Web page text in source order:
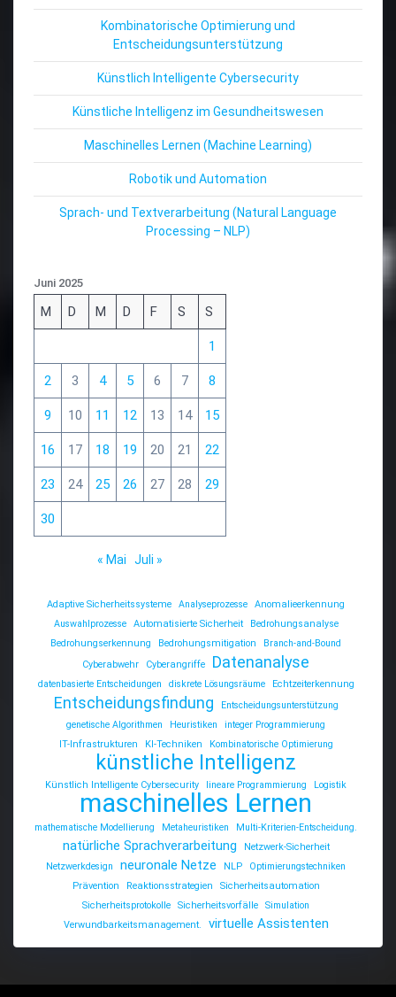
Kombinatorische Optimierung und
Entscheidungsunterstützung
Künstlich Intelligente Cybersecurity
Künstliche Intelligenz im Gesundheitswesen
Maschinelles Lernen (Machine Learning)
Robotik und Automation
Sprach- und Textverarbeitung (Natural Language
Processing – NLP)
Juni 2025
M D M D F S S
1
2 3 4 5 6 7 8
9 10 11 12 13 14 15
16 17 18 19 20 21 22
23 24 25 26 27 28 29
30
« Mai Juli »
Adaptive Sicherheitssysteme Analyseprozesse
Anomalieerkennung
Auswahlprozesse
Automatisierte Sicherheit
Bedrohungsanalyse
Bedrohungserkennung
Bedrohungsmitigation
Branch-and-Bound
Cyberabwehr
Cyberangriffe Datenanalyse
datenbasierte Entscheidungen diskrete Lösungsräume Echtzeiterkennung
Entscheidungsfindung
Entscheidungsunterstützung
genetische Algorithmen
Heuristiken
integer Programmierung
IT-Infrastrukturen
KI-Techniken Kombinatorische Optimierung
künstliche Intelligenz
Künstlich Intelligente Cybersecurity lineare Programmierung Logistik
maschinelles Lernen
mathematische Modellierung Metaheuristiken Multi-Kriterien-Entscheidung.
natürliche Sprachverarbeitung
Netzwerk-Sicherheit
Netzwerkdesign
neuronale Netze NLP
Optimierungstechniken
Prävention
Reaktionsstrategien
Sicherheitsautomation
Sicherheitsprotokolle
Sicherheitsvorfälle
Simulation
Verwundbarkeitsmanagement.
virtuelle Assistenten